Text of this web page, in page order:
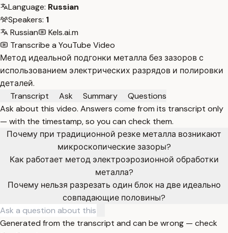
Language: Russian
Speakers: 1
Russian
Kels.ai.m
Transcribe a YouTube Video
Метод идеальной подгонки металла без зазоров с
использованием электрических разрядов и полировки
деталей.
Transcript
Ask Summary
Questions
Ask about this video. Answers come from its transcript only
— with the timestamp, so you can check them.
Почему при традиционной резке металла возникают
микроскопические зазоры?
Как работает метод электроэрозионной обработки
металла?
Почему нельзя разрезать один блок на две идеально
совпадающие половины?
Generated from the transcript and can be wrong — check